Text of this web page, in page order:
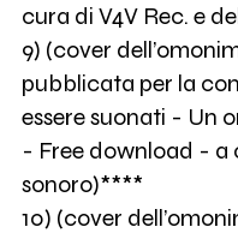
cura di V4V Rec. e
9) (cover
pubblicata per la
essere suonati - Un
- Free download - a
sonoro)****
10) (cover